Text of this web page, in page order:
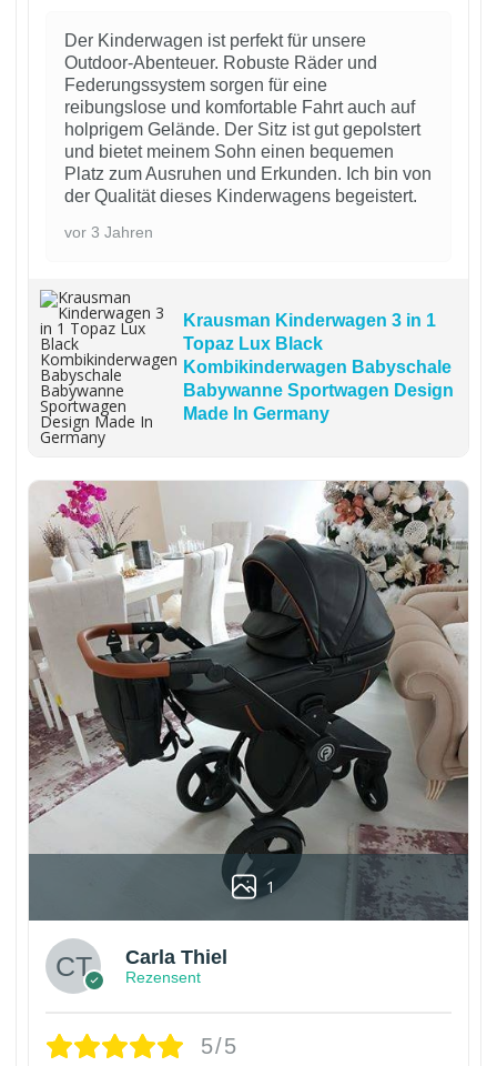
Der Kinderwagen ist perfekt für unsere
Outdoor-Abenteuer. Robuste Räder und
Federungssystem sorgen für eine
reibungslose und komfortable Fahrt auch auf
holprigem Gelände. Der Sitz ist gut gepolstert
und bietet meinem Sohn einen bequemen
Platz zum Ausruhen und Erkunden. Ich bin von
der Qualität dieses Kinderwagens begeistert.
vor 3 Jahren
Krausman Kinderwagen 3 in 1
Topaz Lux Black
Kombikinderwagen Babyschale
Babywanne Sportwagen Design
Made In Germany
1
Carla Thiel
Rezensent
5/5